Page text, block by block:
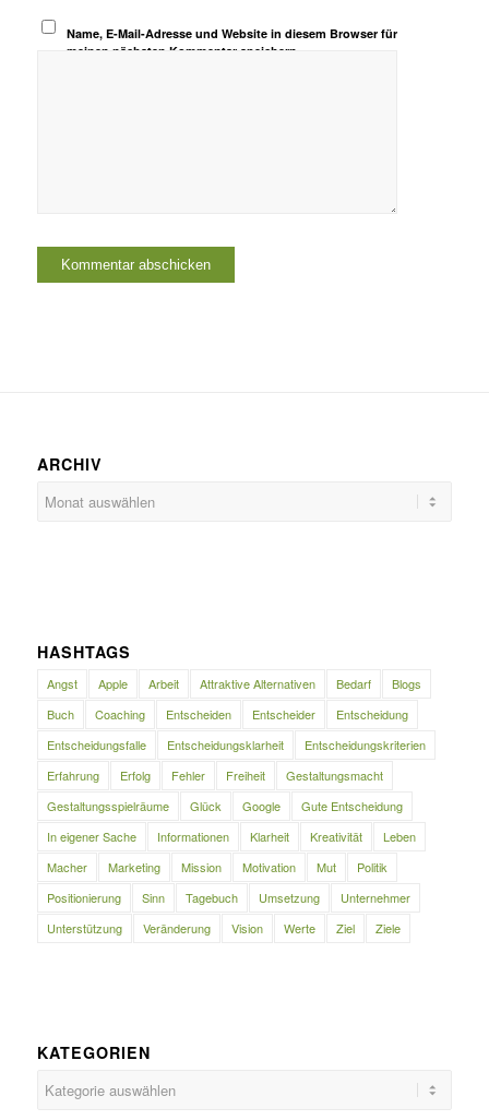
Name, E-Mail-Adresse und Website in diesem Browser für
meinen nächsten Kommentar speichern.
ARCHIV
HASHTAGS
Angst Apple Arbeit Attraktive Alternativen Bedarf
Blogs
Buch
Coaching Entscheiden Entscheider
Entscheidung
Entscheidungsfalle
Entscheidungsklarheit
Entscheidungskriterien
Erfahrung
Erfolg Fehler Freiheit
Gestaltungsmacht
Gestaltungsspielräume
Glück Google
Gute Entscheidung
In eigener Sache
Informationen Klarheit Kreativität
Leben
Macher
Marketing Mission Motivation Mut
Politik
Positionierung
Sinn Tagebuch Umsetzung
Unternehmer
Unterstützung
Veränderung Vision Werte Ziel Ziele
KATEGORIEN